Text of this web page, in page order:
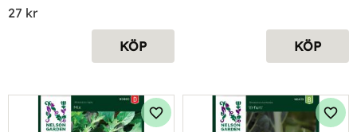
27 kr
KÖP KÖP
Lägg till i favoriter